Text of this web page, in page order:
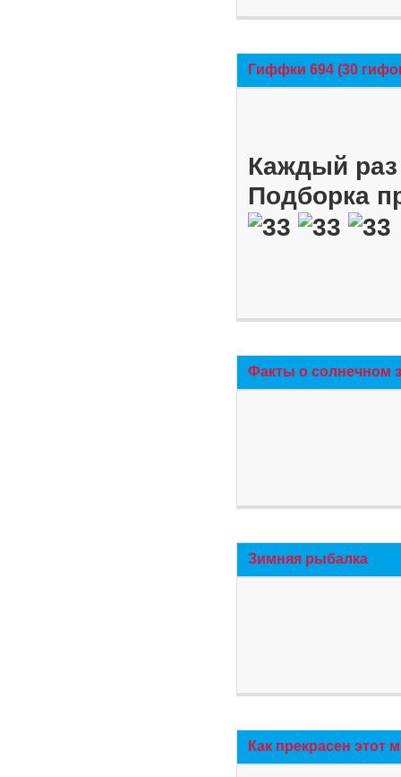
Гиффки 694 (30
Каждый
Подборка
Факты о солнечном
Зимняя рыбалка
Как прекрасен этот